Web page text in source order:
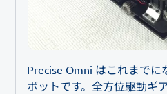
Precise Omni はこれまでに
ボットです。全方位駆動ギ